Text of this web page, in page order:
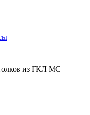
из ГКЛ MC